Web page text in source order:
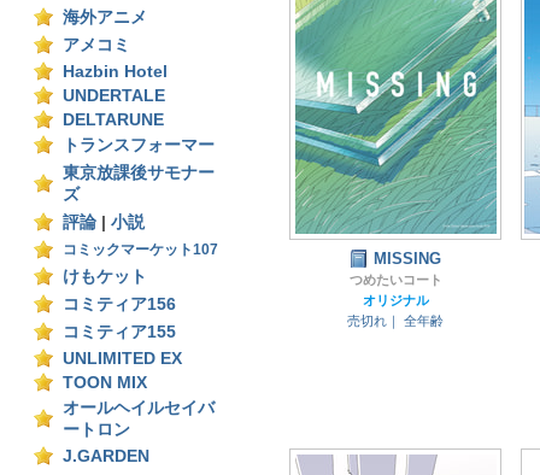
海外アニメ
アメコミ
Hazbin Hotel
UNDERTALE
DELTARUNE
トランスフォーマー
東京放課後サモナー
ズ
評論
小説
コミックマーケット107
けもケット
コミティア156
コミティア155
UNLIMITED EX
TOON MIX
オールヘイルセイバ
ートロン
J.GARDEN
MISSING
つめたいコート
オリジナル
売切れ｜
全年齢